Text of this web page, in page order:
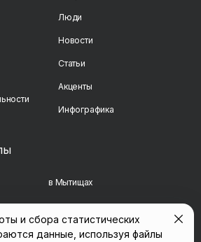
Люди
Новости
Статьи
Акценты
Инфографика
в Мытищах
в Люберцах
и сбора статистических
данные, используя файлы